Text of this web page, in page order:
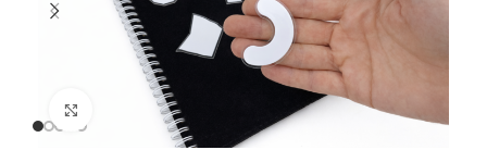
Click to enlarge